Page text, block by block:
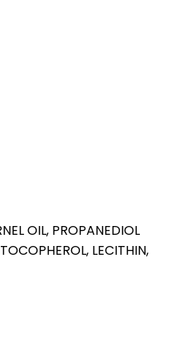
OIL, PROPANEDIOL
LECITHIN,